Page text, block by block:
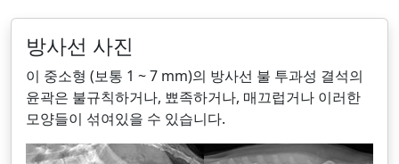
방사선 사진
이 중소형 (보통 1 ~ 7 mm)의 방사선 불 투과성 결석의
윤곽은 불규칙하거나, 뾰족하거나, 매끄럽거나 이러한
모양들이 섞여있을 수 있습니다.